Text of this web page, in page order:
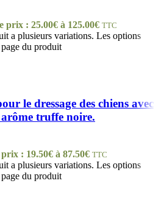
prix : 25.00€ à 125.00€ TTC
a plusieurs variations. Les options
du produit
le dressage des chiens avec
truffe noire.
: 19.50€ à 87.50€ TTC
a plusieurs variations. Les options
du produit